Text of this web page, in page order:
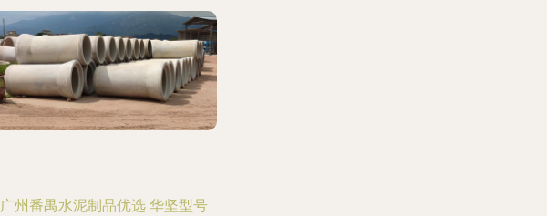
广州番禺水泥制品优选 华坚型号